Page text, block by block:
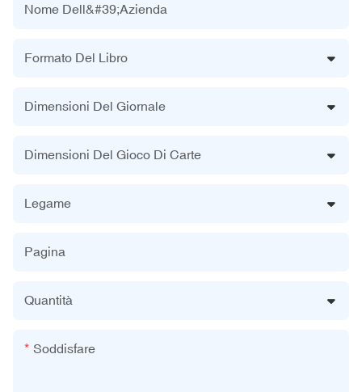
Nome Dell&#39;azienda
Formato Del Libro
Dimensioni Del Giornale
Dimensioni Del Gioco Di Carte
Legame
Pagina
Quantità
Soddisfare